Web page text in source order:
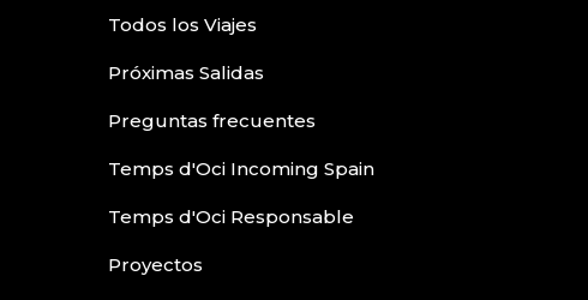
Todos los Viajes
Próximas Salidas
Preguntas frecuentes
Temps d'Oci Incoming Spain
Temps d'Oci Responsable
Proyectos